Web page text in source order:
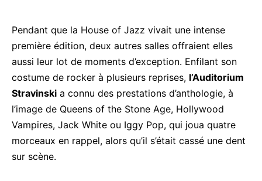
Pendant que la House of Jazz vivait une intense
première édition, deux autres salles offraient elles
aussi leur lot de moments d’exception. Enfilant son
costume de rocker à plusieurs reprises, l’Auditorium
Stravinski a connu des prestations d’anthologie, à
l’image de Queens of the Stone Age, Hollywood
Vampires, Jack White ou Iggy Pop, qui joua quatre
morceaux en rappel, alors qu’il s’était cassé une dent
sur scène.